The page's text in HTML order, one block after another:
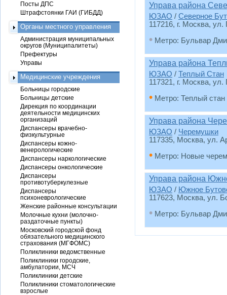
Управа района
ЮЗАО / Северное
117216, г. Москва, ул.
• Метро: Бульвар
Управа района
ЮЗАО / Теплый Стан
117321, г. Москва,
• Метро: Теплый стан
Управа района
ЮЗАО / Черемушки
117335, Москва, ул.
• Метро: Новые
Управа района
ЮЗАО / Южное
117623, Москва, ул.
• Метро: Бульвар
Посты ДПС
Штрафстоянки ГАИ (ГИБДД)
Органы местного управления
Администрация муниципальных
округов (Муниципалитеты)
Префектуры
Управы
Медицинские учреждения
Больницы городские
Больницы детские
Дирекция по координации
деятельности медицинских
организаций
Диспансеры врачебно-
физкультурные
Диспансеры кожно-
венерологические
Диспансеры наркологические
Диспансеры онкологические
Диспансеры
противотуберкулезные
Диспансеры
психоневрологические
Женские районные консультации
Молочные кухни (молочно-
раздаточные пункты)
Московский городской фонд
обязательного медицинского
страхования (МГФОМС)
Поликлиники ведомственные
Поликлиники городские,
амбулатории, МСЧ
Поликлиники детские
Поликлиники стоматологические
взрослые